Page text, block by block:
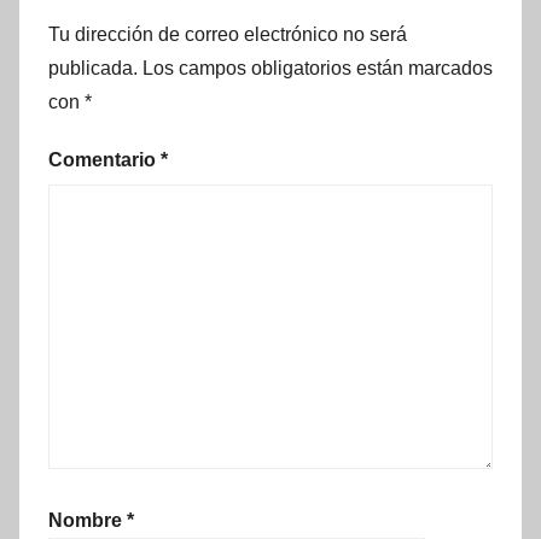
Tu dirección de correo electrónico no será
publicada. Los campos obligatorios están marcados
con *
Comentario *
Nombre *